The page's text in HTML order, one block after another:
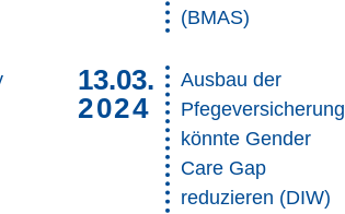
(BMAS)
13.03.
2024
Ausbau der
Pfegeversicherung
könnte Gender
Care Gap
reduzieren (DIW)